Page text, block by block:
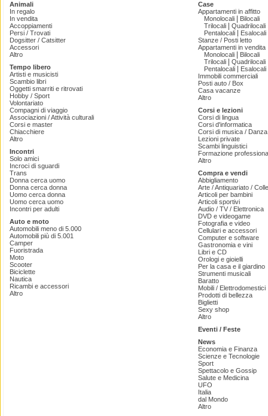
Animali
In regalo
In vendita
Accoppiamenti
Persi / Trovati
Dogsitter / Catsitter
Accessori
Altro
Tempo libero
Artisti e musicisti
Scambio libri
Oggetti smarriti e ritrovati
Hobby / Sport
Volontariato
Compagni di viaggio
Associazioni / Attività culturali
Corsi e master
Chiacchiere
Altro
Incontri
Solo amici
Incroci di sguardi
Trans
Donna cerca uomo
Donna cerca donna
Uomo cerca donna
Uomo cerca uomo
Incontri per adulti
Auto e moto
Automobili meno di 5.000
Automobili più di 5.001
Camper
Fuoristrada
Moto
Scooter
Biciclette
Nautica
Ricambi e accessori
Altro
Case
Appartamenti in affitto
Monolocali
Bilocali
Trilocali
Quadrilocali
Pentalocali
Esalocali
Stanze / Posti letto
Appartamenti in vendita
Monolocali
Bilocali
Trilocali
Quadrilocali
Pentalocali
Esalocali
Immobili commerciali
Posti auto / Box
Casa vacanze
Altro
Corsi e lezioni
Corsi di lingua
Corsi d'informatica
Corsi di musica /
Lezioni private
Scambi linguistici
Formazione
Altro
Compra e vendi
Abbigliamento
Arte / Antiquariato /
Articoli per bambini
Articoli sportivi
Audio / TV / Elettronica
DVD e videogame
Fotografia e video
Cellulari e accessori
Computer e software
Gastronomia e vini
Libri e CD
Orologi e gioielli
Per la casa e il giardino
Strumenti musicali
Baratto
Mobili / Elettrodomestici
Prodotti di bellezza
Biglietti
Sexy shop
Altro
Eventi / Feste
News
Economia e Finanza
Scienze e Tecnologie
Sport
Spettacolo e Gossip
Salute e Medicina
UFO
Italia
dal Mondo
Altro